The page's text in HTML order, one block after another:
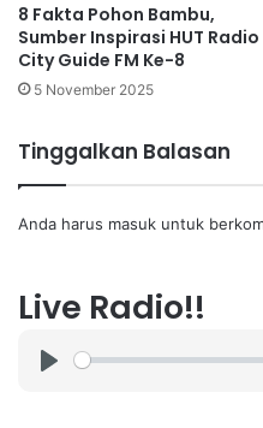
8 Fakta Pohon Bambu,
Sumber Inspirasi HUT Radio
City Guide FM Ke-8
5 November 2025
Tinggalkan Balasan
Anda harus masuk untuk
Live Radio!!